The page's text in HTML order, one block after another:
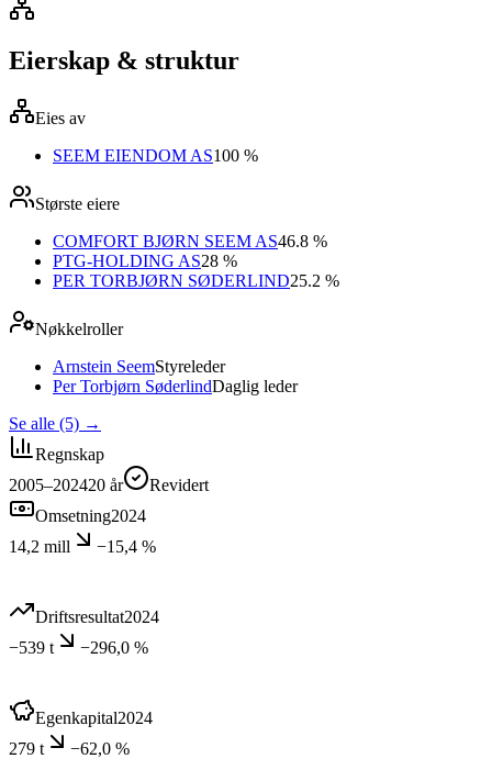
Eierskap & struktur
Eies av
SEEM EIENDOM AS100 %
Største eiere
COMFORT BJØRN SEEM AS46.8 %
PTG-HOLDING AS28 %
PER TORBJØRN SØDERLIND25.2 %
Nøkkelroller
Arnstein SeemStyreleder
Per Torbjørn SøderlindDaglig leder
Se alle (5) →
Regnskap
2005–202420 år
Revidert
Omsetning2024
14,2 mill
−15,4 %
Driftsresultat2024
−539 t
−296,0 %
Egenkapital2024
279 t
−62,0 %